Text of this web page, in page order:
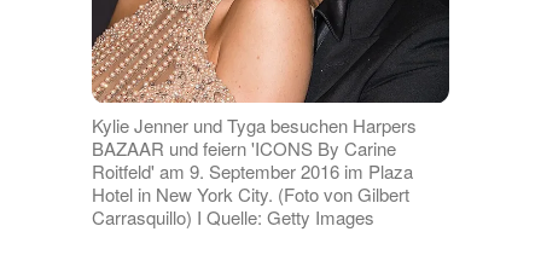
Kylie Jenner und Tyga besuchen Harpers
BAZAAR und feiern 'ICONS By Carine
Roitfeld' am 9. September 2016 im Plaza
Hotel in New York City. (Foto von Gilbert
Carrasquillo) I Quelle: Getty Images